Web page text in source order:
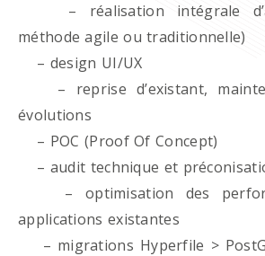
– réalisation intégrale
méthode agile ou traditionnelle)
– design UI/UX
– reprise d’existant,
évolutions
– POC (Proof Of Concept)
– audit technique et
– optimisation des
applications existantes
– migrations Hyperfile >